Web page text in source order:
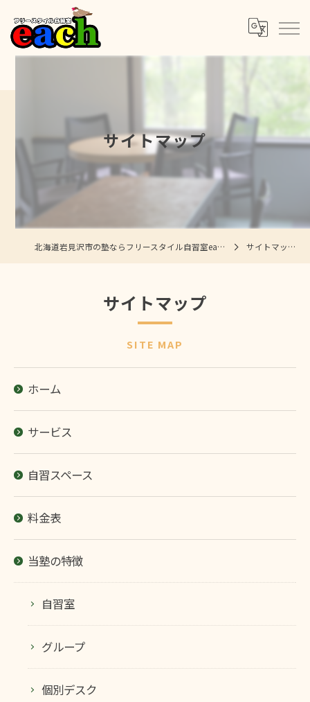
サイトマップ
北海道岩見沢市の塾ならフリースタイル自習室each サイトマップ
SITE MAP
サイトマップ
ホーム
サービス
自習スペース
料金表
当塾の特徴
自習室
グループ
個別デスク